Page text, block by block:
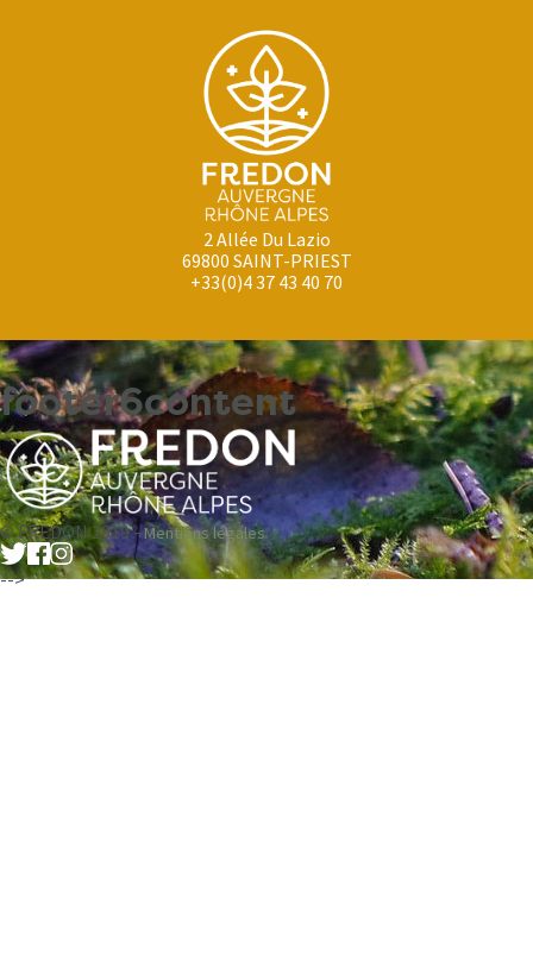
2 Allée Du Lazio
69800 SAINT-PRIEST
+33(0)4 37 43 40 70
footer6content
© FREDON 2019 -Mentions légales
-->